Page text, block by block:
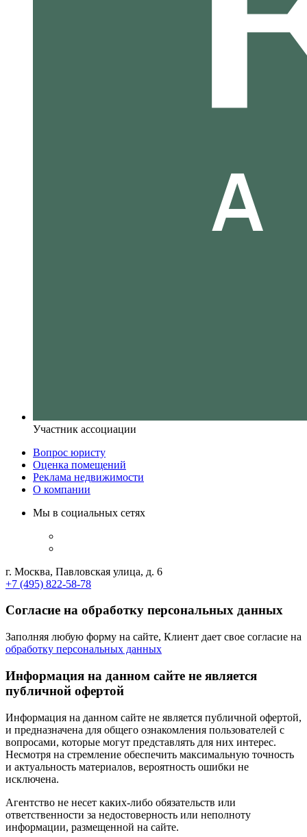
Участник ассоциации
Вопрос юристу
Оценка помещений
Реклама недвижимости
О компании
Мы в социальных сетях
г. Москва, Павловская улица, д. 6
+7 (495) 822-58-78
Согласие на обработку персональных данных
Заполняя любую форму на сайте, Клиент дает свое согласие на
обработку персональных данных
Информация на данном сайте не является
публичной офертой
Информация на данном сайте не является публичной офертой,
и предназначена для общего ознакомления пользователей с
вопросами, которые могут представлять для них интерес.
Несмотря на стремление обеспечить максимальную точность
и актуальность материалов, вероятность ошибки не
исключена.
Агентство не несет каких-либо обязательств или
ответственности за недостоверность или неполноту
информации, размещенной на сайте.